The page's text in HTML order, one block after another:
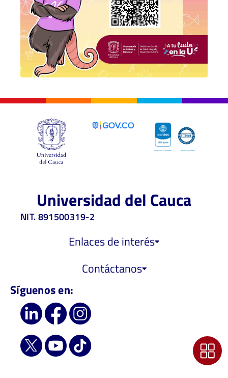
Universidad del Cauca
NIT. 891500319-2
Enlaces de interés
Contáctanos
Síguenos en: